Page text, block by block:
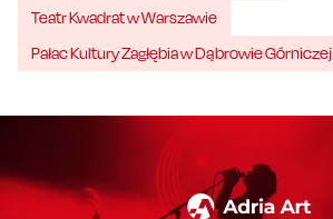
Teatr Kwadrat w Warszawie
Pałac Kultury Zagłębia w Dąbrowie Górniczej